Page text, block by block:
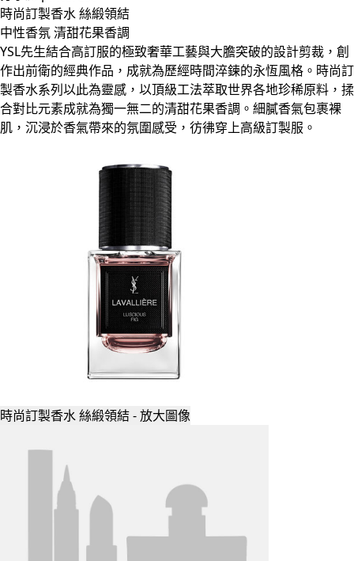
時尚訂製香水 絲緞領結
中性香氛 清甜花果香調
YSL先生結合高訂服的極致奢華工藝與大膽突破的設計剪裁，創
作出前衛的經典作品，成就為歷經時間淬鍊的永恆風格。時尚訂
製香水系列以此為靈感，以頂級工法萃取世界各地珍稀原料，揉
合對比元素成就為獨一無二的清甜花果香調。細膩香氣包裹裸
肌，沉浸於香氣帶來的氛圍感受，彷彿穿上高級訂製服。
時尚訂製香水 絲緞領結 - 放大圖像